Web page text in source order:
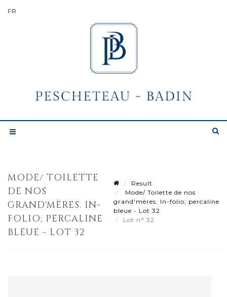
MODE/ TOILETTE
DE NOS
GRAND'MÈRES. IN-
FOLIO; PERCALINE
BLEUE - LOT 32
Result
Mode/ Toilette de nos
grand'mères. In-folio; percaline
bleue - Lot 32
Lot n° 32